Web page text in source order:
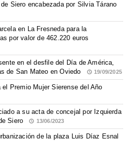
Siero encabezada por Silvia Tárano
en La Fresneda para la
por valor de 462.220 euros
en el desfile del Día de América,
de San Mateo en Oviedo
19/09/2025
Premio Mujer Sierense del Año
a su acta de concejal por Izquierda
Siero
13/06/2023
de la plaza Luis Díaz Esnal